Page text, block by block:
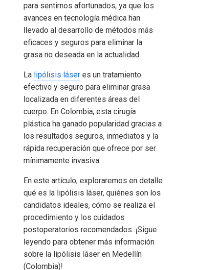
para sentirnos afortunados, ya que los
avances en tecnología médica han
llevado al desarrollo de métodos más
eficaces y seguros para eliminar la
grasa no deseada en la actualidad.
La lipólisis láser es un tratamiento
efectivo y seguro para eliminar grasa
localizada en diferentes áreas del
cuerpo. En Colombia, esta cirugía
plástica ha ganado popularidad gracias a
los resultados seguros, inmediatos y la
rápida recuperación que ofrece por ser
mínimamente invasiva.
En este artículo, exploraremos en detalle
qué es la lipólisis láser, quiénes son los
candidatos ideales, cómo se realiza el
procedimiento y los cuidados
postoperatorios recomendados. ¡Sigue
leyendo para obtener más información
sobre la lipólisis láser en Medellín
(Colombia)!